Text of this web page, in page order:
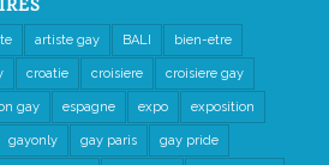
artiste gay BALI bien-etre
croatie croisiere croisiere gay
gay espagne expo exposition
gayonly gay paris gay pride